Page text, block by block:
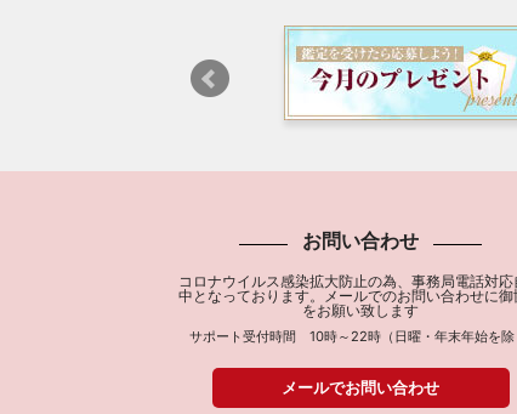
お問い合わせ
コロナウイルス感染拡大防止の為、事務局電話対応
中となっております。メールでのお問い合わせに御
をお願い致します
サポート受付時間 10時～22時（日曜・年末年始を除
メールでお問い合わせ